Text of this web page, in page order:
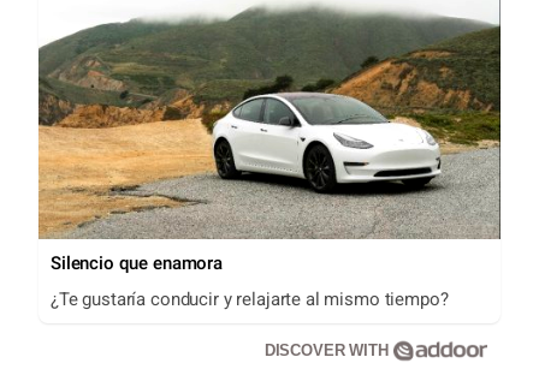
Silencio que enamora
¿Te gustaría conducir y relajarte al mismo tiempo?
DISCOVER WITH